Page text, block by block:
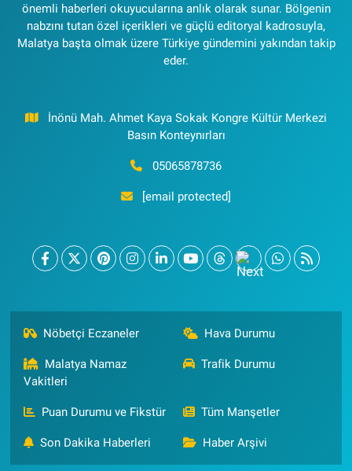
önemli haberleri okuyucularına anlık olarak sunar. Bölgenin
nabzını tutan özel içerikleri ve güçlü editoryal kadrosuyla,
Malatya başta olmak üzere Türkiye gündemini yakından takip
eder.
İnönü Mah. Ahmet Kaya Sokak Kongre Kültür Merkezi
Basın Konteynırları
05065878736
[email protected]
Nöbetçi Eczaneler Hava Durumu
Malatya Namaz
Vakitleri
Trafik Durumu
Puan Durumu ve Fikstür Tüm Manşetler
Son Dakika Haberleri Haber Arşivi